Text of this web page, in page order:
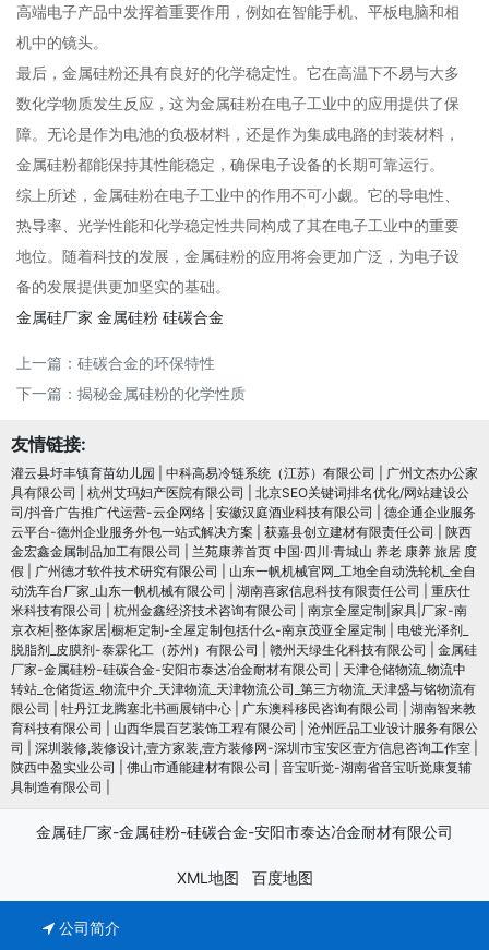
高端电子产品中发挥着重要作用，例如在智能手机、平板电脑和相
机中的镜头。
最后，金属硅粉还具有良好的化学稳定性。它在高温下不易与大多
数化学物质发生反应，这为金属硅粉在电子工业中的应用提供了保
障。无论是作为电池的负极材料，还是作为集成电路的封装材料，
金属硅粉都能保持其性能稳定，确保电子设备的长期可靠运行。
综上所述，金属硅粉在电子工业中的作用不可小觑。它的导电性、
热导率、光学性能和化学稳定性共同构成了其在电子工业中的重要
地位。随着科技的发展，金属硅粉的应用将会更加广泛，为电子设
备的发展提供更加坚实的基础。
金属硅厂家 金属硅粉 硅碳合金
上一篇： 硅碳合金的环保特性
下一篇： 揭秘金属硅粉的化学性质
友情链接:
灌云县圩丰镇育苗幼儿园 中科高易冷链系统（江苏）有限公司
广州文杰办公家
具有限公司
杭州艾玛妇产医院有限公司
北京SEO关键词排名优化/网站建设公
司/抖音广告推广代运营-云企网络
安徽汉庭酒业科技有限公司
德企通企业服务
云平台-德州企业服务外包一站式解决方案
获嘉县创立建材有限责任公司
陕西
金宏鑫金属制品加工有限公司
兰苑康养首页 中国·四川·青城山 养老 康养 旅居 度
假
广州德才软件技术研究有限公司
山东一帆机械官网_工地全自动洗轮机_全自
动洗车台厂家_山东一帆机械有限公司
湖南喜家信息科技有限责任公司
重庆仕
米科技有限公司
杭州金鑫经济技术咨询有限公司
南京全屋定制|家具|厂家-南
京衣柜|整体家居|橱柜定制-全屋定制包括什么-南京茂亚全屋定制
电镀光泽剂_
脱脂剂_皮膜剂-泰霖化工（苏州）有限公司
赣州天绿生化科技有限公司
金属硅
厂家-金属硅粉-硅碳合金-安阳市泰达冶金耐材有限公司
天津仓储物流_物流中
转站_仓储货运_物流中介_天津物流_天津物流公司_第三方物流_天津盛与铭物流有
限公司
牡丹江龙腾塞北书画展销中心 广东澳科移民咨询有限公司
湖南智来教
育科技有限公司
山西华晨百艺装饰工程有限公司
沧州匠品工业设计服务有限公
司
深圳装修,装修设计,壹方家装,壹方装修网-深圳市宝安区壹方信息咨询工作室
陕西中盈实业公司
佛山市通能建材有限公司
音宝听觉-湖南省音宝听觉康复辅
具制造有限公司
金属硅厂家-金属硅粉-硅碳合金-安阳市泰达冶金耐材有限公司
XML地图 百度地图
公司简介